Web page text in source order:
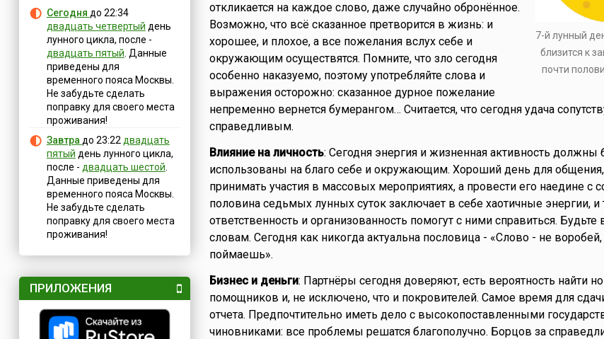
Сегодня до 22:34
двадцать четвертый день
лунного цикла, после -
двадцать пятый . Данные
приведены для
временного пояса Москвы.
Не забудьте сделать
поправку для своего места
проживания!
Завтра до 23:22 двадцать
пятый день лунного цикла,
после - двадцать шестой
Данные приведены для
временного пояса Москвы.
Не забудьте сделать
поправку для своего места
проживания!
ПРИЛОЖЕНИЯ
7-й лунный
близится к
почти
откликается на каждое слово, даже случайно обронённое.
Возможно, что всё сказанное претворится в жизнь: и
хорошее, и плохое, а все пожелания вслух себе и
окружающим осуществятся. Помните, что зло сегодня
особенно наказуемо, поэтому употребляйте слова и
выражения осторожно: сказанное дурное пожелание
непременно вернется бумерангом… Считается, что сегодня удача
справедливым.
Влияние на личность: Сегодня энергия и жизненная активность должны
использованы на благо себе и окружающим. Хороший день для
принимать участия в массовых мероприятиях, а провести его наедине с
половина седьмых лунных суток заключает в себе хаотичные энергии, и
ответственность и организованность помогут с ними справиться.
словам. Сегодня как никогда актуальна пословица - «Слово - не
поймаешь».
Бизнес и деньги: Партнёры сегодня доверяют, есть вероятность найти
помощников и, не исключено, что и покровителей. Самое время для
отчета. Предпочтительно иметь дело с высокопоставленными
чиновниками: все проблемы решатся благополучно. Борцов за